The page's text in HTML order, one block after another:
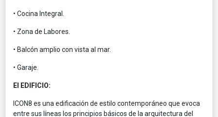
• Cocina Integral.
• Zona de Labores.
• Balcón amplio con vista al mar.
• Garaje.
El EDIFICIO:
ICON8 es una edificación de estilo contemporáneo que evoca
entre sus líneas los principios básicos de la arquitectura del